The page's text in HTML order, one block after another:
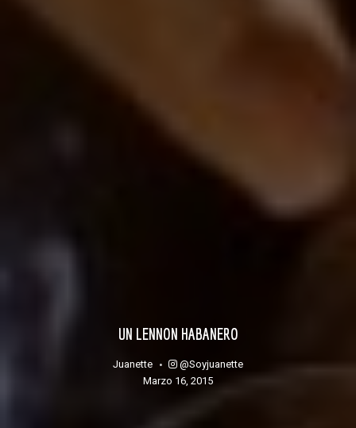
UN LENNON HABANERO
Juanette
@soyjuanette
marzo 16, 2015